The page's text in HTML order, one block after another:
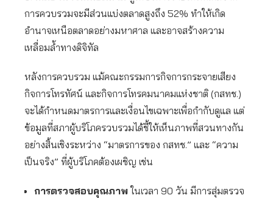
การควบรวมจะมีส่วนแบ่งตลาดสูงถึง 52% ทำให้เกิด
อำนาจเหนือตลาดอย่างมหาศาล และอาจสร้างความ
เหลื่อมล้ำทางดิจิทัล
หลังการควบรวม แม้คณะกรรมการกิจการกระจายเสียง
กิจการโทรทัศน์ และกิจการโทรคมนาคมแห่งชาติ (กสทช.)
จะได้กำหนดมาตรการและเงื่อนไขเฉพาะเพื่อกำกับดูแล แต่
ข้อมูลที่สภาผู้บริโภครวบรวมได้ชี้ให้เห็นภาพที่สวนทางกัน
อย่างสิ้นเชิงระหว่าง “มาตรการของ กสทช.” และ “ความ
เป็นจริง” ที่ผู้บริโภคต้องเผชิญ เช่น
การตรวจสอบคุณภาพในเวลา 90 วัน มีการสุ่มตรวจ